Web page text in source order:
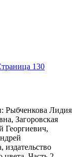
130